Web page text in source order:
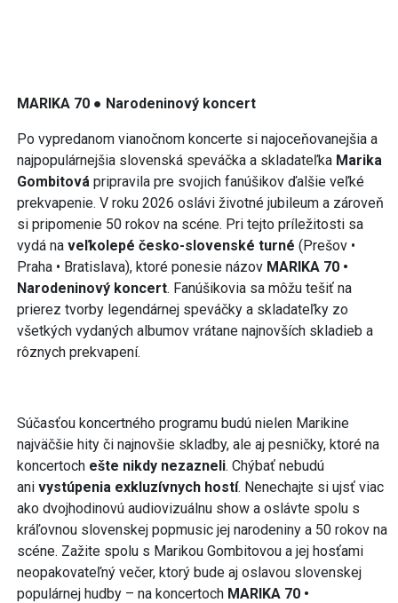
MARIKA 70 ● Narodeninový koncert
Po vypredanom vianočnom koncerte si najoceňovanejšia a
najpopulárnejšia slovenská speváčka a skladateľka Marika
Gombitová pripravila pre svojich fanúšikov ďalšie veľké
prekvapenie. V roku 2026 oslávi životné jubileum a zároveň
si pripomenie 50 rokov na scéne. Pri tejto príležitosti sa
vydá na veľkolepé česko-slovenské turné (Prešov •
Praha • Bratislava), ktoré ponesie názov MARIKA 70 •
Narodeninový koncert. Fanúšikovia sa môžu tešiť na
prierez tvorby legendárnej speváčky a skladateľky zo
všetkých vydaných albumov vrátane najnovších skladieb a
rôznych prekvapení.
Súčasťou koncertného programu budú nielen Marikine
najväčšie hity či najnovšie skladby, ale aj pesničky, ktoré na
koncertoch ešte nikdy nezazneli. Chýbať nebudú
ani vystúpenia exkluzívnych hostí. Nenechajte si ujsť viac
ako dvojhodinovú audiovizuálnu show a oslávte spolu s
kráľovnou slovenskej popmusic jej narodeniny a 50 rokov na
scéne. Zažite spolu s Marikou Gombitovou a jej hosťami
neopakovateľný večer, ktorý bude aj oslavou slovenskej
populárnej hudby – na koncertoch MARIKA 70 •